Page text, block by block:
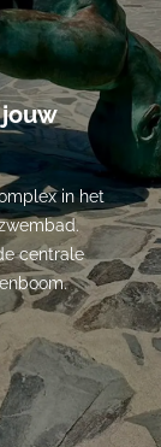
in het
centrale